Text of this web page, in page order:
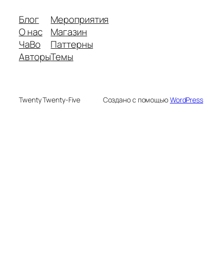
Блог
О нас
ЧаВо
Авторы
Мероприятия
Магазин
Паттерны
Темы
Twenty Twenty-Five Создано с помощьюWordPress